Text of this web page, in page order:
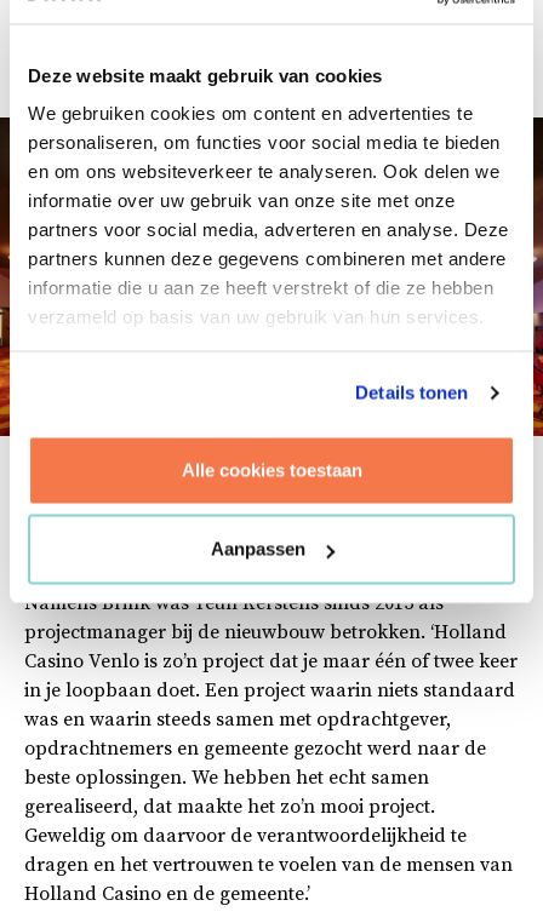
Deze website maakt gebruik van cookies
We gebruiken cookies om content en advertenties te
personaliseren, om functies voor social media te bieden
en om ons websiteverkeer te analyseren. Ook delen we
informatie over uw gebruik van onze site met onze
partners voor social media, adverteren en analyse. Deze
partners kunnen deze gegevens combineren met andere
informatie die u aan ze heeft verstrekt of die ze hebben
verzameld op basis van uw gebruik van hun services.
Details tonen
Alle cookies toestaan
Aanpassen
en ledverlichting bekleed. Een echte eyecatcher die niet
binnenrijdt. En waar wij als Brink trots op zijn!
Holland Casino, gemeente Venlo
Namens Brink was Teun Kerstens sinds 2015 als
projectmanager bij de nieuwbouw betrokken. ‘Holland
Casino Venlo is zo’n project dat je maar één of twee keer
in je loopbaan doet. Een project waarin niets standaard
was en waarin steeds samen met opdrachtgever,
opdrachtnemers en gemeente gezocht werd naar de
beste oplossingen. We hebben het echt samen
gerealiseerd, dat maakte het zo’n mooi project.
Geweldig om daarvoor de verantwoordelijkheid te
dragen en het vertrouwen te voelen van de mensen van
Holland Casino en de gemeente.’